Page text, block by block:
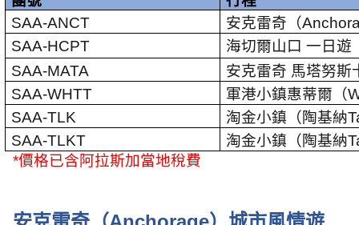
SAA-ANCT
安克雷奇（
SAA-HCPT
海切爾山口 一日遊
SAA-MATA
安克雷奇 馬塔努斯
SAA-WHTT
軍港小鎮惠蒂爾（
SAA-TLK
淘金小鎮（陶基納
SAA-TLKT
淘金小鎮（陶基納
*價格已含阿拉斯加當地稅費